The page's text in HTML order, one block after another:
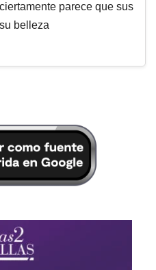
parece que sus
belleza